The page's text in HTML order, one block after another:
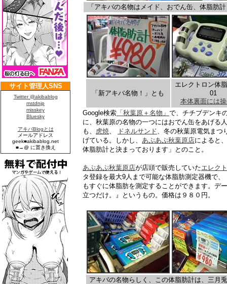
「アキバの名物はメイド、おでん缶、体脂
「新アキバ名物！」とも
エレクトロン体
01
本体裏面には
Google検索 「秋葉原＋名物」 で、チチブデンキ
に、秋葉原の名物の一つにはおでん缶をあげる
も、 虎焼、 ドネルサンド、冬の秋葉原電気まつ
げている。しかし、 あぷあぷ秋葉原店によると
体脂肪計と決まっております」とのこと。
あぷあぷ秋葉原店が店頭で販売していたエレク
タ登録を最大9人まで可能な体脂肪測定器機で
もすぐに体脂肪を測定することができます。デ
立つだけ。』というもの。価格は９８０円。
アキバの名物らしく、この体脂肪計は、三月